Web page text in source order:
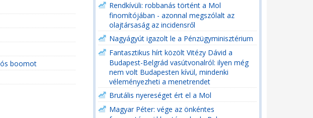
boomot
Rendkívüli: robbanás történt a Mol
finomítójában - azonnal megszólalt az
olajtársaság az incidensről
Nagyágyút igazolt le a Pénzügyminisztérium
Fantasztikus hírt közölt Vitézy Dávid a
Budapest-Belgrád vasútvonalról: ilyen még
nem volt Budapesten kívül, mindenki
véleményezheti a menetrendet
Brutális nyereséget ért el a Mol
Magyar Péter: vége az önkéntes